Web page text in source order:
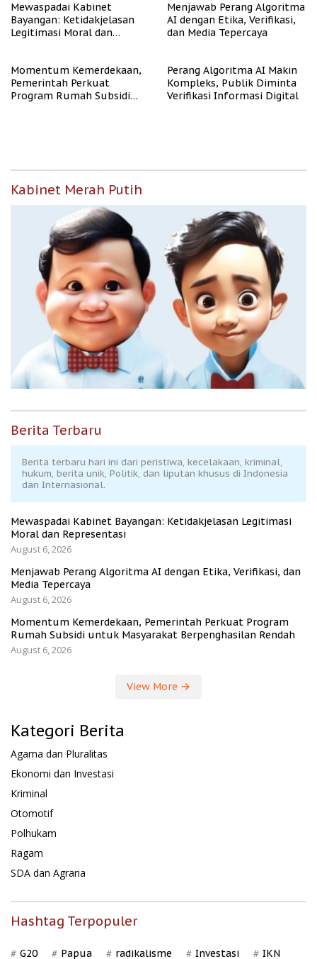
Mewaspadai Kabinet
Bayangan: Ketidakjelasan
Legitimasi Moral dan
Menjawab Perang Algoritma
AI dengan Etika, Verifikasi,
dan Media Tepercaya
Momentum Kemerdekaan,
Pemerintah Perkuat
Program Rumah Subsidi
Perang Algoritma AI Makin
Kompleks, Publik Diminta
Verifikasi Informasi Digital
Kabinet Merah Putih
Berita Terbaru
Berita terbaru hari ini dari peristiwa, kecelakaan, kriminal,
hukum, berita unik, Politik, dan liputan khusus di Indonesia
dan Internasional.
Mewaspadai Kabinet Bayangan: Ketidakjelasan Legitimasi
Moral dan Representasi
August 6, 2026
Menjawab Perang Algoritma AI dengan Etika, Verifikasi, dan
Media Tepercaya
August 6, 2026
Momentum Kemerdekaan, Pemerintah Perkuat Program
Rumah Subsidi untuk Masyarakat Berpenghasilan Rendah
August 6, 2026
View More
Kategori Berita
Agama dan Pluralitas
Ekonomi dan Investasi
Kriminal
Otomotif
Polhukam
Ragam
SDA dan Agraria
Hashtag Terpopuler
G20 Papua radikalisme Investasi IKN